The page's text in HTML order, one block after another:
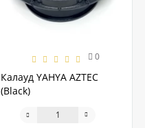
0
Калауд YAHYA AZTEC
(Black)